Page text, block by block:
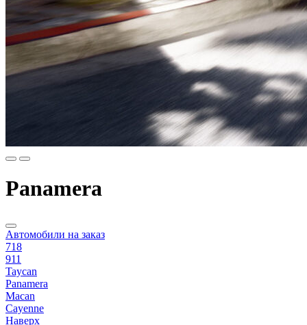
Panamera
Автомобили на заказ
718
911
Taycan
Panamera
Macan
Cayenne
Наверх